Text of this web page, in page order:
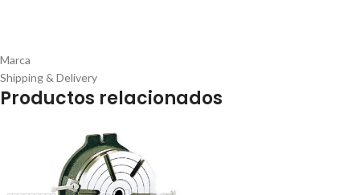
Marca
Shipping & Delivery
Productos relacionados